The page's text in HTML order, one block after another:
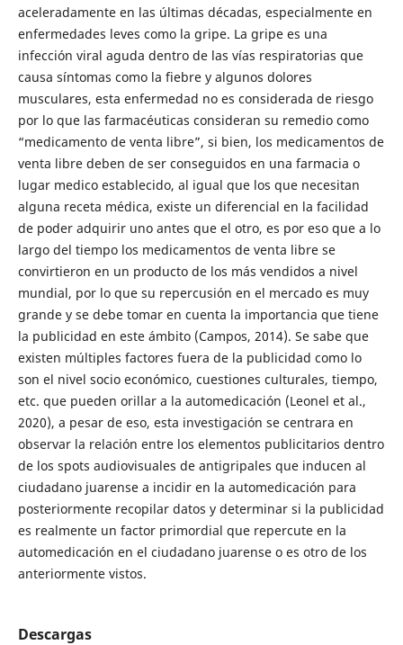
aceleradamente en las últimas décadas, especialmente en
enfermedades leves como la gripe. La gripe es una
infección viral aguda dentro de las vías respiratorias que
causa síntomas como la fiebre y algunos dolores
musculares, esta enfermedad no es considerada de riesgo
por lo que las farmacéuticas consideran su remedio como
“medicamento de venta libre”, si bien, los medicamentos de
venta libre deben de ser conseguidos en una farmacia o
lugar medico establecido, al igual que los que necesitan
alguna receta médica, existe un diferencial en la facilidad
de poder adquirir uno antes que el otro, es por eso que a lo
largo del tiempo los medicamentos de venta libre se
convirtieron en un producto de los más vendidos a nivel
mundial, por lo que su repercusión en el mercado es muy
grande y se debe tomar en cuenta la importancia que tiene
la publicidad en este ámbito (Campos, 2014). Se sabe que
existen múltiples factores fuera de la publicidad como lo
son el nivel socio económico, cuestiones culturales, tiempo,
etc. que pueden orillar a la automedicación (Leonel et al.,
2020), a pesar de eso, esta investigación se centrara en
observar la relación entre los elementos publicitarios dentro
de los spots audiovisuales de antigripales que inducen al
ciudadano juarense a incidir en la automedicación para
posteriormente recopilar datos y determinar si la publicidad
es realmente un factor primordial que repercute en la
automedicación en el ciudadano juarense o es otro de los
anteriormente vistos.
Descargas